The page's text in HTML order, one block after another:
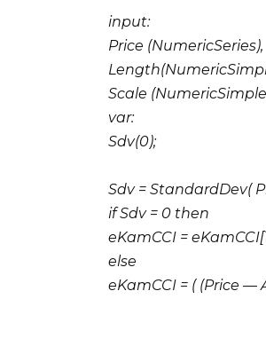
input:
Price (NumericSeries),
Scale
var:
Sdv(0);
Sdv = StandardDev(
if Sdv = 0 then
eKamCCI =
else
eKamCCI = ( (Price —